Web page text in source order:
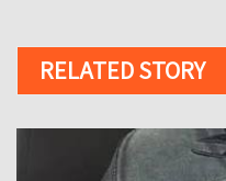
RELATED STORY